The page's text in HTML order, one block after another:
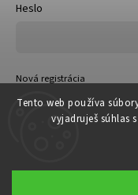
Tento web používa
vyjadruješ súhlas
Heslo
Nová registrácia
Zabudnuté heslo